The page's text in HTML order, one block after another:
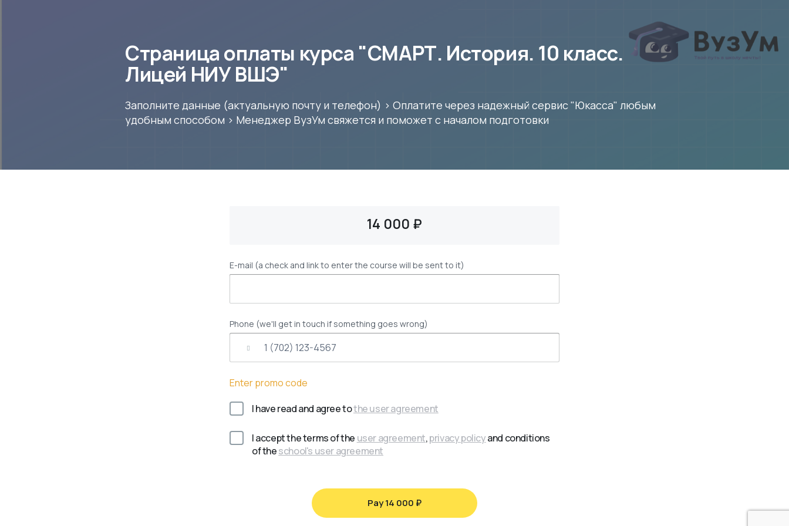
Страница оплаты курса "СМАРТ. История. 10 класс.
Лицей НИУ ВШЭ"
Заполните данные (актуальную почту и телефон) > Оплатите через надежный сервис "Юкасса" любым
удобным способом > Менеджер ВузУм свяжется и поможет с началом подготовки
14 000 ₽
E-mail (a check and link to enter the course will be sent to it)
Phone (we'll get in touch if something goes wrong)
Enter promo code
I have read and agree tothe user agreement
I accept the terms of the user agreement,privacy policyand conditions
of theschool's user agreement
Pay 14 000 ₽